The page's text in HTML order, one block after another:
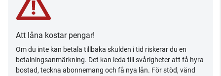
Att låna kostar pengar!
Om du inte kan betala tillbaka skulden i tid riskerar du en
betalningsanmärkning. Det kan leda till svårigheter att få hyra
bostad, teckna abonnemang och få nya lån. För stöd, vänd